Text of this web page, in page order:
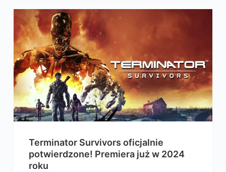
Terminator Survivors oficjalnie
potwierdzone! Premiera już w 2024
roku